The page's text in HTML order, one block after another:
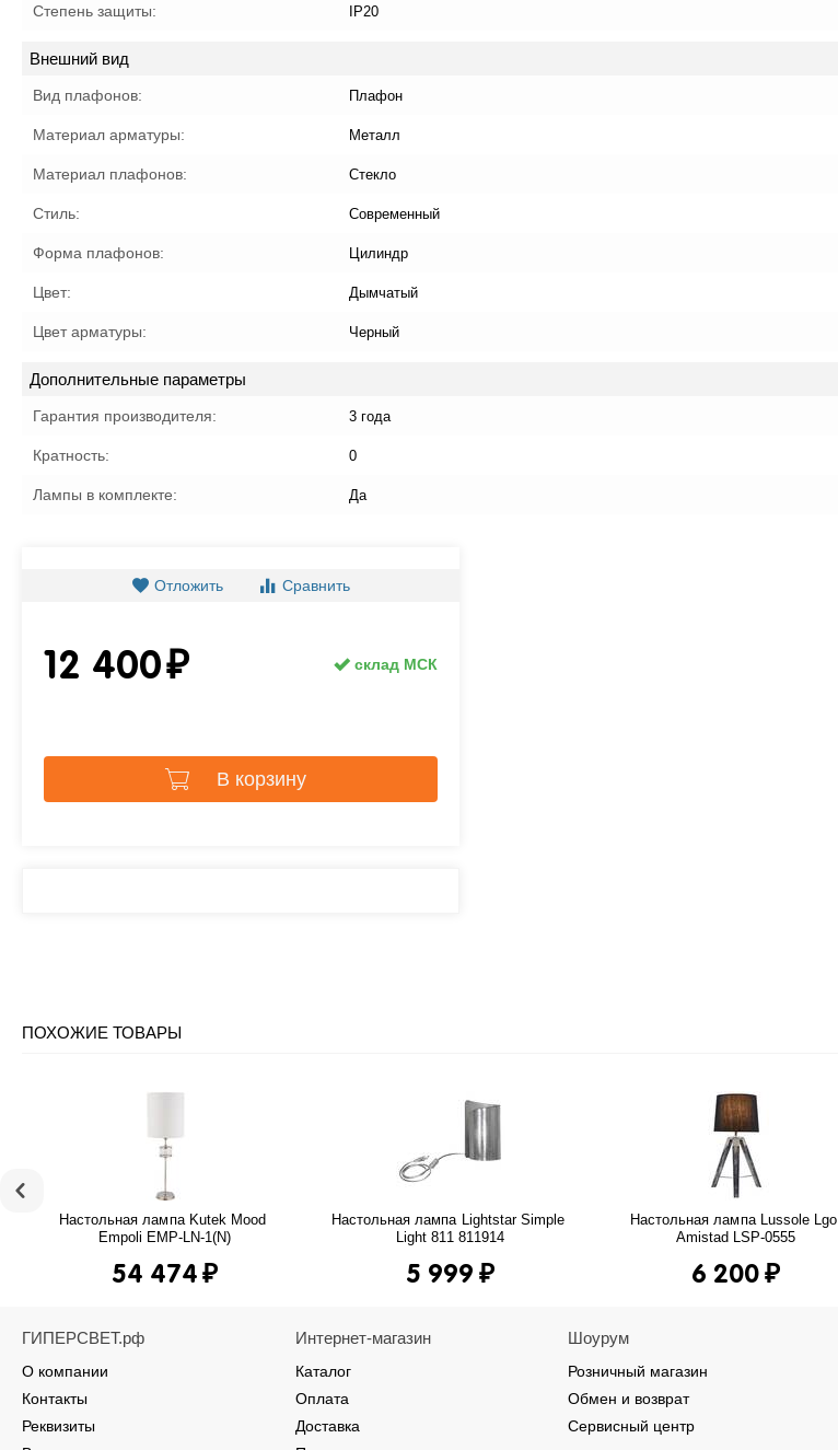
Степень защиты: IP20
Внешний вид
Вид плафонов: Плафон
Материал арматуры: Металл
Материал плафонов: Стекло
Стиль: Современный
Форма плафонов: Цилиндр
Цвет: Дымчатый
Цвет арматуры: Черный
Дополнительные параметры
Гарантия производителя: 3 года
Кратность: 0
Лампы в комплекте: Да
Отложить Сравнить
12 400₽ склад МСК
В корзину
ПОХОЖИЕ ТОВАРЫ
Настольная лампа Kutek Mood
Empoli EMP-LN-1(N)
54 474 ₽
Настольная лампа Lightstar Simple
Light 811 811914
5 999 ₽
Настольная лампа Lussole Lgo
Amistad LSP-0555
6 200 ₽
ГИПЕРСВЕТ.рф
О компании
Контакты
Реквизиты
Интернет-магазин
Каталог
Оплата
Доставка
Шоурум
Розничный магазин
Обмен и возврат
Сервисный центр